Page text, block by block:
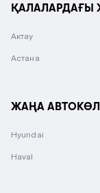
ҚАЛАЛАРДАҒЫ
Актау
Астана
ЖАҢА
Hyundai
Haval